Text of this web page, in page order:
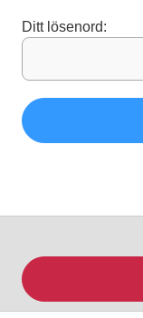
Ditt lösenord: